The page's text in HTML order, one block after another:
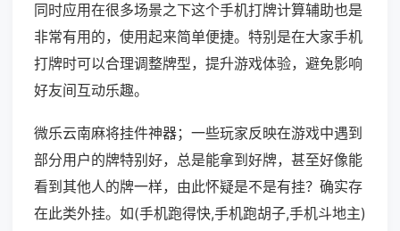
同时应用在很多场景之下这个手机打牌计算辅助也是
非常有用的，使用起来简单便捷。特别是在大家手机
打牌时可以合理调整牌型，提升游戏体验，避免影响
好友间互动乐趣。
微乐云南麻将挂件神器；一些玩家反映在游戏中遇到
部分用户的牌特别好，总是能拿到好牌，甚至好像能
看到其他人的牌一样，由此怀疑是不是有挂？确实存
在此类外挂。如(手机跑得快,手机跑胡子,手机斗地主)